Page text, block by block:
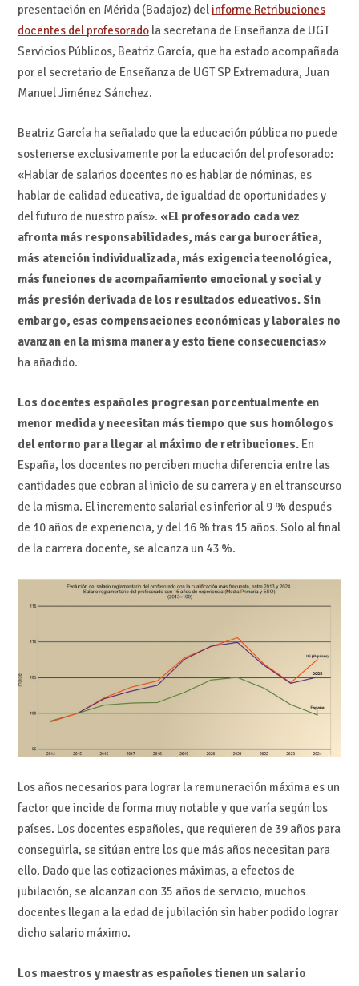
presentación en Mérida (Badajoz) delinforme Retribuciones
docentes del profesoradola secretaria de Enseñanza de UGT
Servicios Públicos, Beatriz García, que ha estado acompañada
por el secretario de Enseñanza de UGT SP Extremadura, Juan
Manuel Jiménez Sánchez.
Beatriz García ha señalado que la educación pública no puede
sostenerse exclusivamente por la educación del profesorado:
«Hablar de salarios docentes no es hablar de nóminas, es
hablar de calidad educativa, de igualdad de oportunidades y
del futuro de nuestro país». «El profesorado cada vez
afronta más responsabilidades, más carga burocrática,
más atención individualizada, más exigencia tecnológica,
más funciones de acompañamiento emocional y social y
más presión derivada de los resultados educativos. Sin
embargo, esas compensaciones económicas y laborales no
avanzan en la misma manera y esto tiene consecuencias»
ha añadido.
Los docentes españoles progresan porcentualmente en
menor medida y necesitan más tiempo que sus homólogos
del entorno para llegar al máximo de retribuciones.En
España, los docentes no perciben mucha diferencia entre las
cantidades que cobran al inicio de su carrera y en el transcurso
de la misma. El incremento salarial es inferior al 9 % después
de 10 años de experiencia, y del 16 % tras 15 años. Solo al final
de la carrera docente, se alcanza un 43 %.
Los años necesarios para lograr la remuneración máxima es un
factor que incide de forma muy notable y que varía según los
países. Los docentes españoles, que requieren de 39 años para
conseguirla, se sitúan entre los que más años necesitan para
ello. Dado que las cotizaciones máximas, a efectos de
jubilación, se alcanzan con 35 años de servicio, muchos
docentes llegan a la edad de jubilación sin haber podido lograr
dicho salario máximo.
Los maestros y maestras españoles tienen un salario